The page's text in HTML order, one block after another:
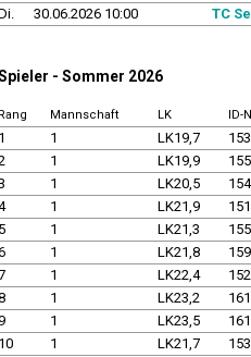
30.06.2026 10:00 TC
- Sommer 2026
Rang Mannschaft LK ID-
1 1 LK19,7
1 LK19,9
1 LK20,5
1 LK21,9
5
1 LK21,3
1 LK21,8
1 LK22,4
1 LK23,2
1 LK23,5
10
1 LK21,7